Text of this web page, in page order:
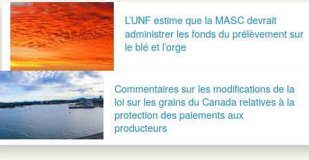
Navigation postaleL’UNF estime que la MASC devrait
administrer les fonds du prélèvement sur
le blé et l’orge
Commentaires sur les modifications de la
loi sur les grains du Canada relatives à la
protection des paiements aux
producteurs